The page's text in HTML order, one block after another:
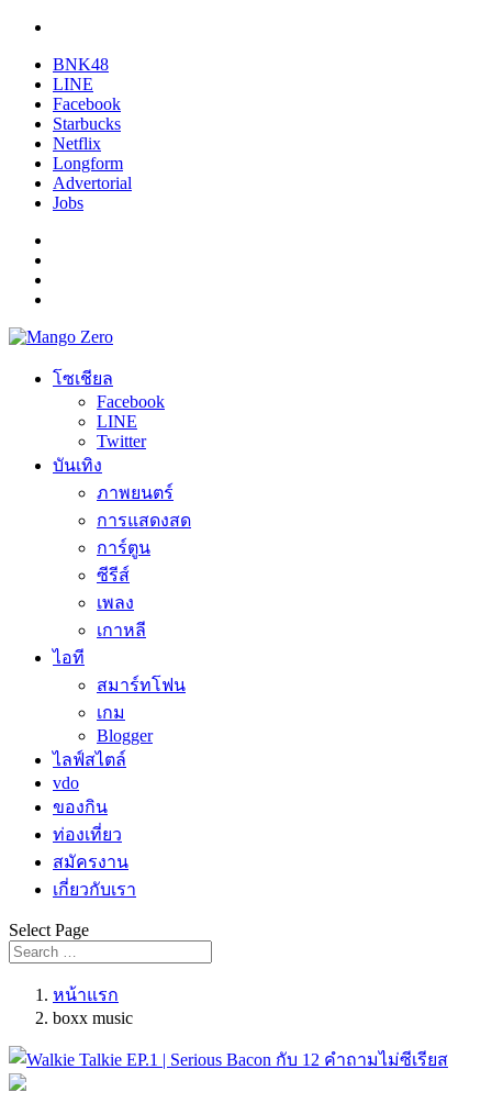
BNK48
LINE
Facebook
Starbucks
Netflix
Longform
Advertorial
Jobs
โซเชียล
Facebook
LINE
Twitter
บันเทิง
ภาพยนตร์
การแสดงสด
การ์ตูน
ซีรีส์
เพลง
เกาหลี
ไอที
สมาร์ทโฟน
เกม
Blogger
ไลฟ์สไตล์
vdo
ของกิน
ท่องเที่ยว
สมัครงาน
เกี่ยวกับเรา
Select Page
หน้าแรก
boxx music